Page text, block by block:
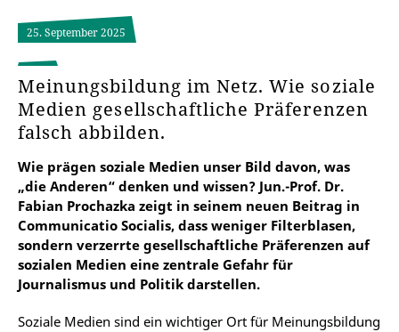
25. September 2025
Meinungsbildung im Netz. Wie soziale
Medien gesellschaftliche Präferenzen
falsch abbilden.
Wie prägen soziale Medien unser Bild davon, was
„die Anderen“ denken und wissen? Jun.-Prof. Dr.
Fabian Prochazka zeigt in seinem neuen Beitrag in
Communicatio Socialis, dass weniger Filterblasen,
sondern verzerrte gesellschaftliche Präferenzen auf
sozialen Medien eine zentrale Gefahr für
Journalismus und Politik darstellen.
Soziale Medien sind ein wichtiger Ort für Meinungsbildung